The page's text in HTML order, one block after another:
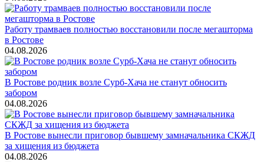
Работу трамваев полностью восстановили после мегашторма
в Ростове
04.08.2026
В Ростове родник возле Сурб-Хача не станут обносить
забором
04.08.2026
В Ростове вынесли приговор бывшему замначальника СКЖД
за хищения из бюджета
04.08.2026